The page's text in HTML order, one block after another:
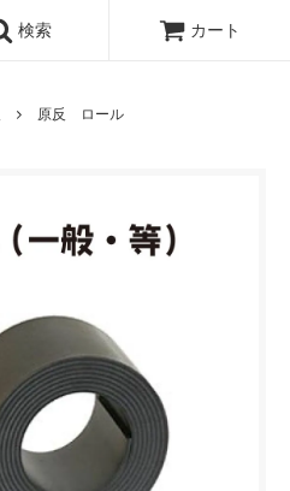
検索 カート
原反 ロール